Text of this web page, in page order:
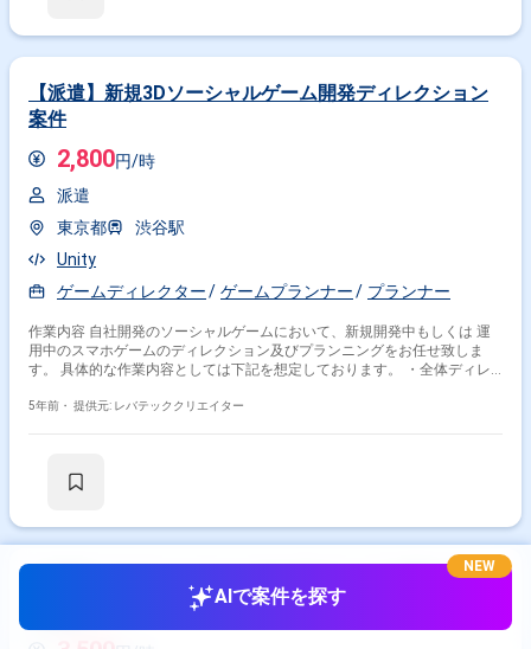
【派遣】新規3Dソーシャルゲーム開発ディレクション
案件
2,800円/時
派遣
東京都
渋谷駅
Unity
ゲームディレクター
ゲームプランナー プランナー
作業内容 自社開発のソーシャルゲームにおいて、新規開発中もしくは 運
用中のスマホゲームのディレクション及びプランニングをお任せ致しま
す。 具体的な作業内容としては下記を想定しております。 ・全体ディレ
5年前・ 提供元: レバテッククリエイター
【派遣】【スマートフォン向け3Dゲーム】背景デザイ
AIで案件を探す
NEW